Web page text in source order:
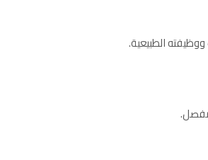
الطبيعية.